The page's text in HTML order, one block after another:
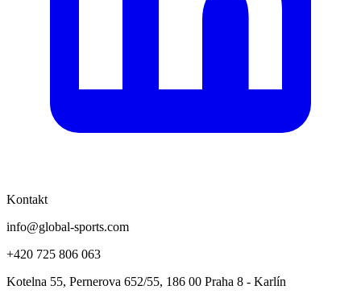
Kontakt
info@global-sports.com
+420 725 806 063
Kotelna 55, Pernerova 652/55, 186 00 Praha 8 - Karlín